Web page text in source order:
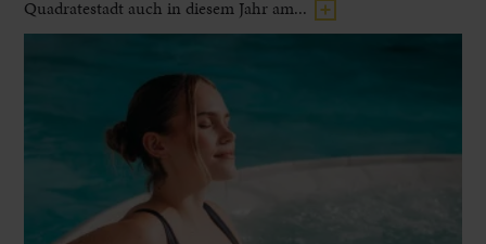
Quadratestadt auch in diesem Jahr am...